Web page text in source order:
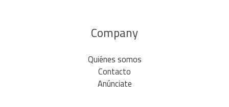
Company
Quiénes somos
Contacto
Anúnciate